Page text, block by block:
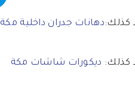
كذلك:دهانات جدران داخلية مكة
كذلك: ديكورات شاشات مكة